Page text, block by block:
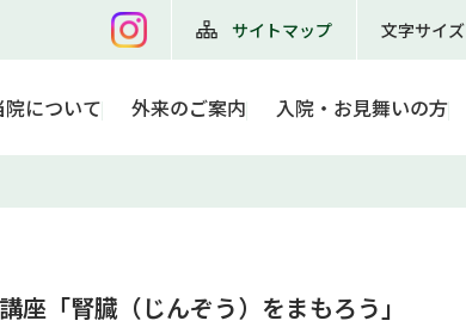
サイトマップ 文字サイズ
院について 外来のご案内 入院・お見舞いの方
座「腎臓（じんぞう）をまもろう」